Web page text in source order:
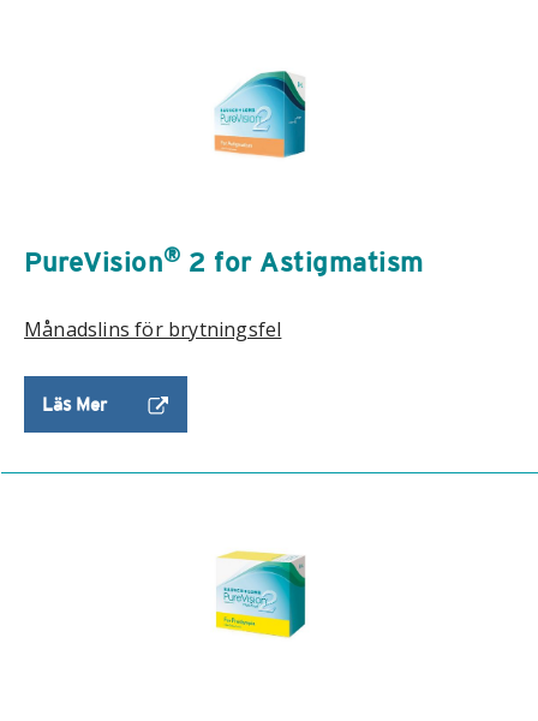
PureVision® 2 for Astigmatism
Månadslins för brytningsfel
Läs Mer